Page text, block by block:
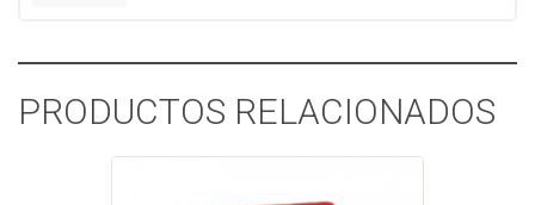
PRODUCTOS RELACIONADOS